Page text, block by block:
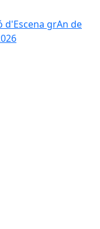
d'Escena grAn de